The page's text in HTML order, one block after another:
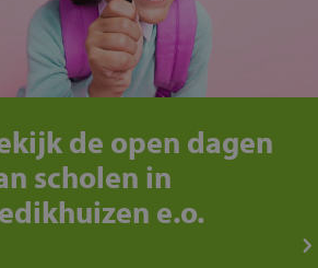
de open dagen
scholen in
e.o.